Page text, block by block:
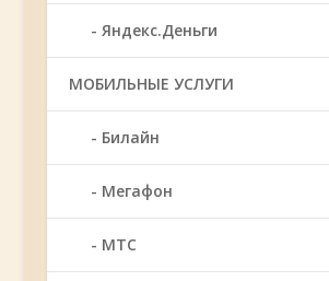
Яндекс.Деньги
МОБИЛЬНЫЕ УСЛУГИ
Билайн
Мегафон
МТС